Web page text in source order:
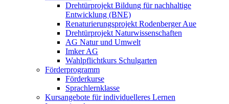
Drehtürprojekt Bildung für nachhaltige
Entwicklung (BNE)
Renaturierungsprojekt Rodenberger Aue
Drehtürprojekt Naturwissenschaften
AG Natur und Umwelt
Imker AG
Wahlpflichtkurs Schulgarten
Förderprogramm
Förderkurse
Sprachlernklasse
Kursangebote für individuelleres Lernen